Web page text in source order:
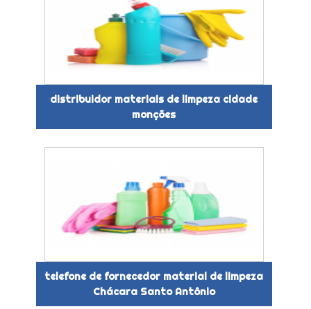
distribuidor materiais de limpeza cidade
monções
telefone de fornecedor material de limpeza
Chácara Santo Antônio